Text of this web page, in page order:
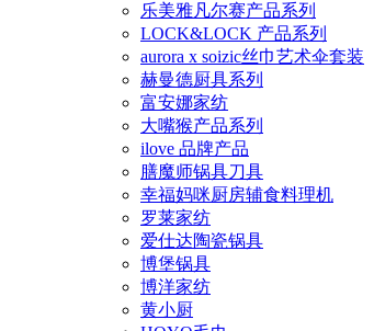
乐美雅凡尔赛产品系列
LOCK&LOCK 产品系列
aurora x soizic丝巾艺术伞套装
赫曼德厨具系列
富安娜家纺
大嘴猴产品系列
ilove 品牌产品
膳魔师锅具刀具
幸福妈咪厨房辅食料理机
罗莱家纺
爱仕达陶瓷锅具
博堡锅具
博洋家纺
黄小厨